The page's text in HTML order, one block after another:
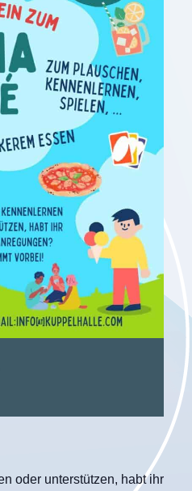
oder unterstützen, habt ihr